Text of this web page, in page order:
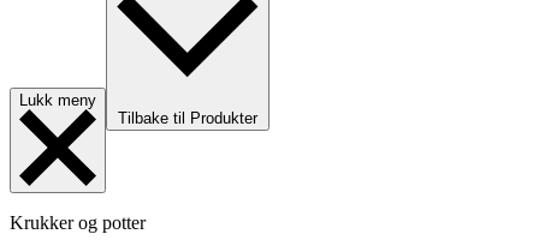
Lukk meny
Tilbake til Produkter
Krukker og potter